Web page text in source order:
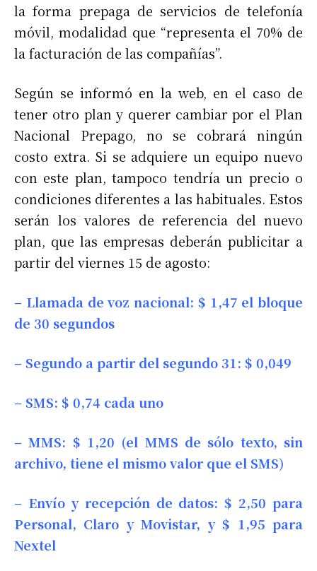
la forma prepaga de servicios de telefonía
móvil, modalidad que “representa el 70% de
la facturación de las compañías”.
Según se informó en la web, en el caso de
tener otro plan y querer cambiar por el Plan
Nacional Prepago, no se cobrará ningún
costo extra. Si se adquiere un equipo nuevo
con este plan, tampoco tendría un precio o
condiciones diferentes a las habituales. Estos
serán los valores de referencia del nuevo
plan, que las empresas deberán publicitar a
partir del viernes 15 de agosto:
– Llamada de voz nacional: $ 1,47 el bloque
de 30 segundos
– Segundo a partir del segundo 31: $ 0,049
– SMS: $ 0,74 cada uno
– MMS: $ 1,20 (el MMS de sólo texto, sin
archivo, tiene el mismo valor que el SMS)
– Envío y recepción de datos: $ 2,50 para
Personal, Claro y Movistar, y $ 1,95 para
Nextel